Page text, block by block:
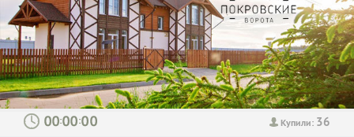
Купили: 36
: :